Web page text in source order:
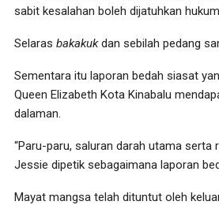
sabit kesalahan boleh dijatuhkan
Selaras bakakukdan sebilah pedang
Sementara itu laporan bedah siasat
Queen Elizabeth Kota Kinabalu
dalaman.
“Paru-paru, saluran darah utama serta
Jessie dipetik sebagaimana laporan
Mayat mangsa telah dituntut oleh